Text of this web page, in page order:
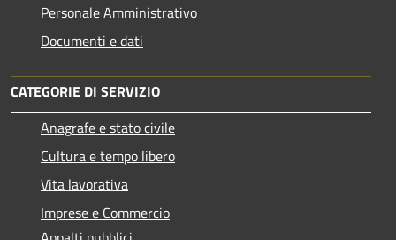
Personale Amministrativo
Documenti e dati
CATEGORIE DI SERVIZIO
Anagrafe e stato civile
Cultura e tempo libero
Vita lavorativa
Imprese e Commercio